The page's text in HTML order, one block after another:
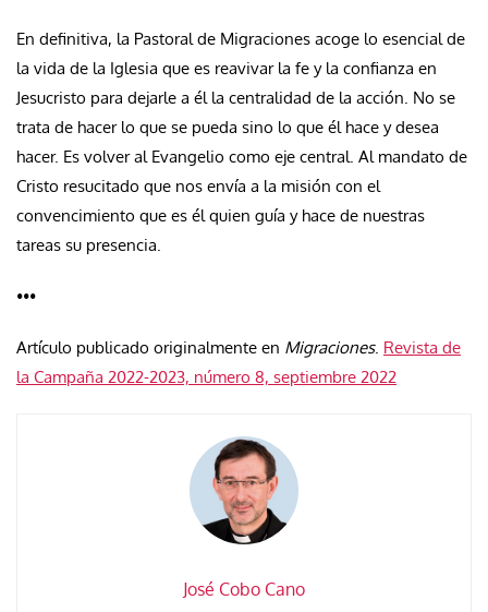
En definitiva, la Pastoral de Migraciones acoge lo esencial de
la vida de la Iglesia que es reavivar la fe y la confianza en
Jesucristo para dejarle a él la centralidad de la acción. No se
trata de hacer lo que se pueda sino lo que él hace y desea
hacer. Es volver al Evangelio como eje central. Al mandato de
Cristo resucitado que nos envía a la misión con el
convencimiento que es él quien guía y hace de nuestras
tareas su presencia.
•••
Artículo publicado originalmente en Migraciones. Revista de
la Campaña 2022-2023, número 8, septiembre 2022
José Cobo Cano